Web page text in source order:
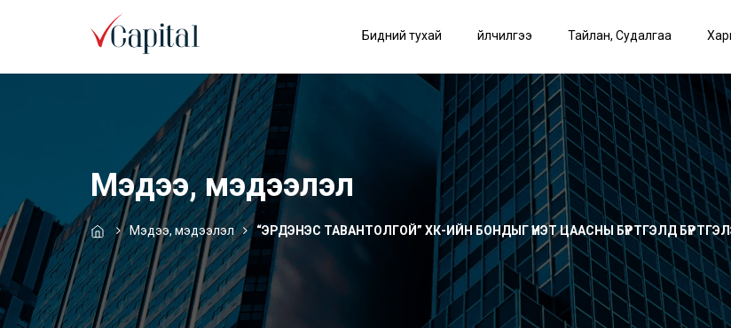
Бидний тухай Үйлчилгээ Тайлан, Судалгаа
Мэдээ, мэдээлэл
Мэдээ, мэдээлэл “ЭРДЭНЭС ТАВАНТОЛГОЙ” ХК-ИЙН БОНДЫГ ҮНЭТ ЦААСНЫ БҮРТГЭЛД